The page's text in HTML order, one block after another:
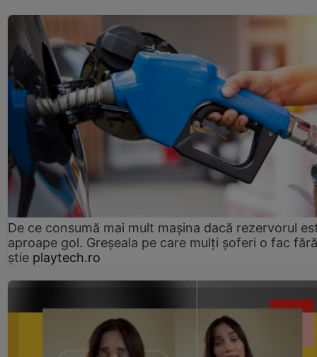
De ce consumă mai mult mașina dacă rezervorul
aproape gol. Greșeala pe care mulți șoferi o fac
știe playtech.ro